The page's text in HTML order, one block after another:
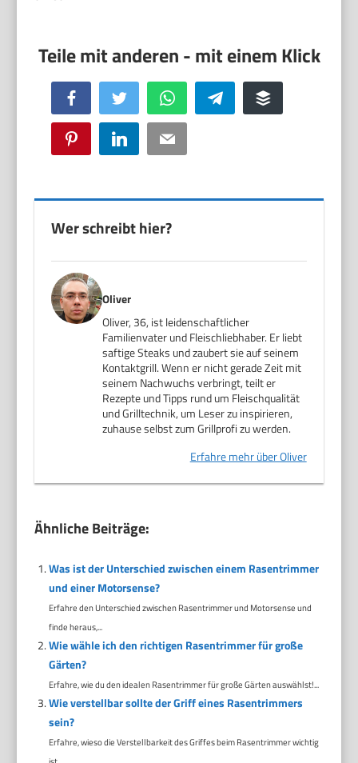
Facebook Twitter WhatsApp Telegram Buffer
Pinterest LinkedIn Email
Wer schreibt hier?
Oliver
Oliver, 36, ist leidenschaftlicher
Familienvater und Fleischliebhaber. Er liebt
saftige Steaks und zaubert sie auf seinem
Kontaktgrill. Wenn er nicht gerade Zeit mit
seinem Nachwuchs verbringt, teilt er
Rezepte und Tipps rund um Fleischqualität
und Grilltechnik, um Leser zu inspirieren,
zuhause selbst zum Grillprofi zu werden.
Erfahre mehr über Oliver
Ähnliche Beiträge:
Was ist der Unterschied zwischen einem Rasentrimmer
und einer Motorsense?
Erfahre den Unterschied zwischen Rasentrimmer und Motorsense und
finde heraus,...
Wie wähle ich den richtigen Rasentrimmer für große
Gärten?
Erfahre, wie du den idealen Rasentrimmer für große Gärten auswählst!...
Wie verstellbar sollte der Griff eines Rasentrimmers
sein?
Erfahre, wieso die Verstellbarkeit des Griffes beim Rasentrimmer wichtig